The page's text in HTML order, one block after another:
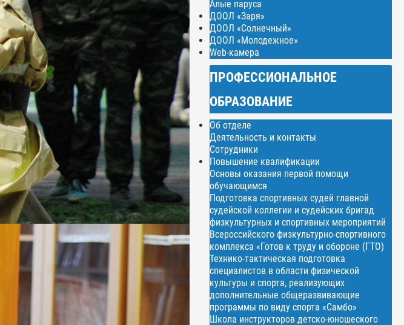
Алые паруса
ДООЛ «Заря»
ДООЛ «Солнечный»
ДООЛ «Молодежное»
Web-камера
ПРОФЕССИОНАЛЬНОЕ
ОБРАЗОВАНИЕ
Об отделе
Деятельность и контакты
Сотрудники
Повышение квалификации
Основы оказания первой помощи
обучающимся
Подготовка спортивных судей главной
судейской коллегии и судейских бригад
физкультурных и спортивных мероприятий
Всероссийского физкультурно-спортивного
комплекса «Готов к труду и обороне (ГТО)
Технико-тактическая подготовка
специалистов в области физической
культуры и спорта, реализующих
дополнительные общеразвивающие
программы по виду спорта «Самбо»
Школа инструкторов детско-юношеского